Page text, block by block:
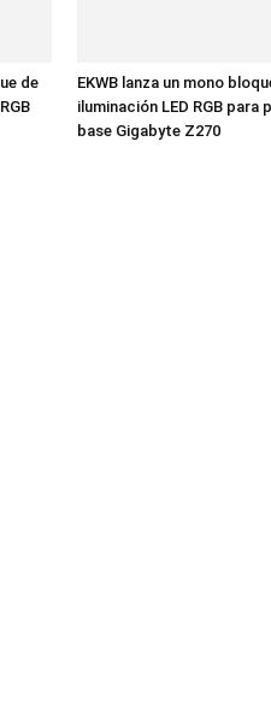
de
EKWB lanza un mono
iluminación LED RGB para
base Gigabyte Z270